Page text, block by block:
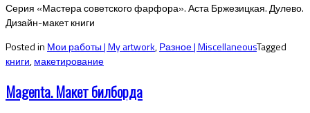
Серия «Мастера советского фарфора». Аста Бржезицкая. Дулево.
Дизайн-макет книги
Posted in Мои работы | My artwork,Разное | MiscellaneousTagged
книги,макетирование
Magenta. Макет билборда